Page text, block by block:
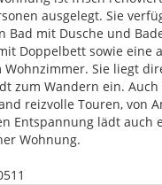
ausgelegt. Sie
Bad mit Dusche und
Doppelbett sowie eine
Wohnzimmer. Sie liegt
zum Wandern ein.
reizvolle Touren, von
Entspannung lädt auch
Wohnung.